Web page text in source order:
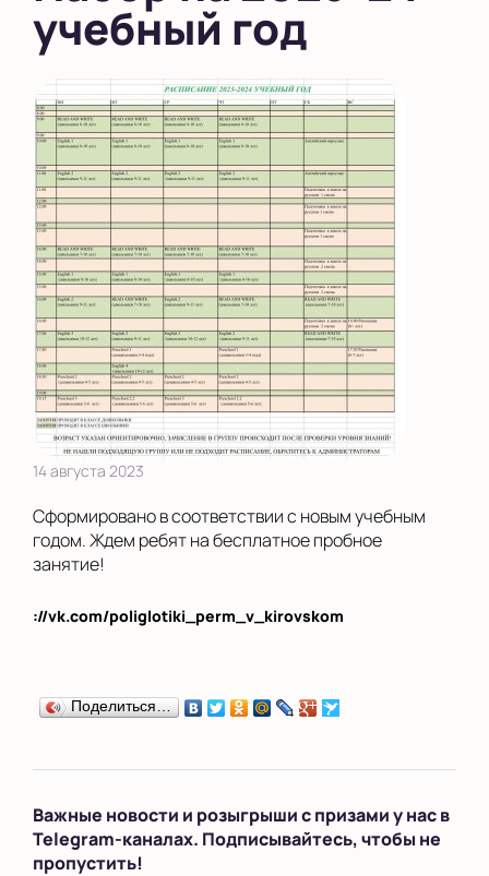
учебный год
14 августа 2023
Сформировано в соответствии с новым учебным
годом. Ждем ребят на бесплатное пробное
занятие!
://vk.com/poliglotiki_perm_v_kirovskom
Поделиться…
Важные новости и розыгрыши с призами у нас в
Telegram-каналах. Подписывайтесь, чтобы не
пропустить!